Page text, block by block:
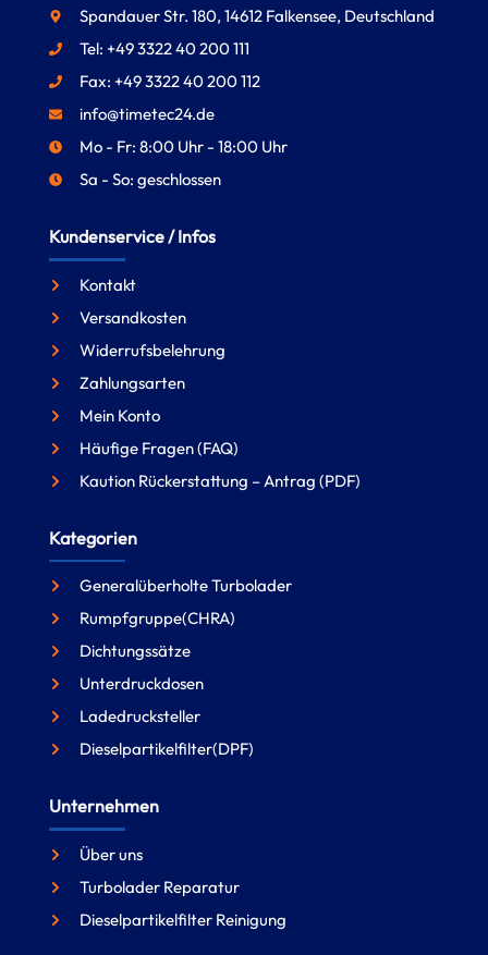
Spandauer Str. 180, 14612 Falkensee, Deutschland
Tel: +49 3322 40 200 111
Fax: +49 3322 40 200 112
info@timetec24.de
Mo - Fr: 8:00 Uhr - 18:00 Uhr
Sa - So: geschlossen
Kundenservice / Infos
Kontakt
Versandkosten
Widerrufsbelehrung
Zahlungsarten
Mein Konto
Häufige Fragen (FAQ)
Kaution Rückerstattung – Antrag (PDF)
Kategorien
Generalüberholte Turbolader
Rumpfgruppe(CHRA)
Dichtungssätze
Unterdruckdosen
Ladedrucksteller
Dieselpartikelfilter(DPF)
Unternehmen
Über uns
Turbolader Reparatur
Dieselpartikelfilter Reinigung